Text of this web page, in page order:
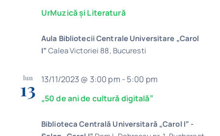
UrMuzică și Literatură
Aula Bibliotecii Centrale Universitare „Carol
I”Calea Victoriei 88, Bucuresti
lun
13 „50 de ani de cultură digitală”
13/11/2023 @ 3:00 pm - 5:00 pm
Biblioteca Centrală Universitară „Carol I” -